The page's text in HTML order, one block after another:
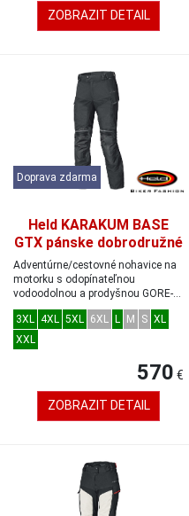
ZOBRAZIT DETAIL
Doprava zdarma
Held KARAKUM BASE
GTX pánske dobrodružné
Gore-Tex nohavice čierne
veľkosť L
Adventúrne/cestovné nohavice na
motorku s odopínateľnou
vodoodolnou a prodyšnou GORE-
TEX®membrán...
3XL 4XL 5XL 6XL L M S XL
XXL
570 €
ZOBRAZIT DETAIL